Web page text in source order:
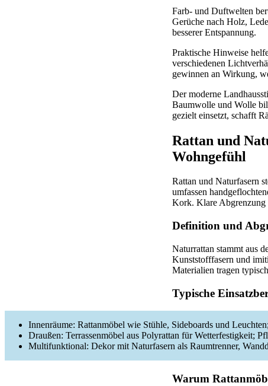
Farb- und Duftwelten
Gerüche nach Holz,
besserer Entspannung.
Praktische Hinweise
verschiedenen
gewinnen an Wirkung,
Der moderne
Baumwolle und Wolle
gezielt einsetzt, schafft
Rattan und
Wohngefühl
Rattan und Naturfasern
umfassen
Kork. Klare Abgrenzung
Definition und
Naturrattan stammt aus
Kunststofffasern und
Materialien tragen
Typische
Innenräume: Rattanmöbel wie Stühle, Sideboards und
Draußen: Terrassenmöbel aus Polyrattan für Wetterfestigkeit;
Multifunktional: Dekor mit Naturfasern als Raumtrenner,
Warum